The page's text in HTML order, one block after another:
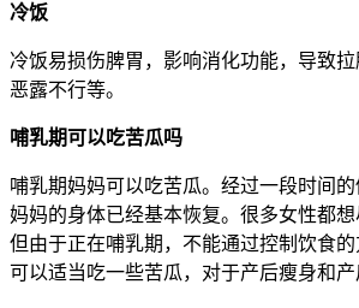
冷饭
冷饭易损伤脾胃，影响消化功能，导致拉
恶露不行等。
哺乳期可以吃苦瓜吗
哺乳期妈妈可以吃苦瓜。经过一段时间
妈妈的身体已经基本恢复。很多女性都想
但由于正在哺乳期，不能通过控制饮食
可以适当吃一些苦瓜，对于产后瘦身和产